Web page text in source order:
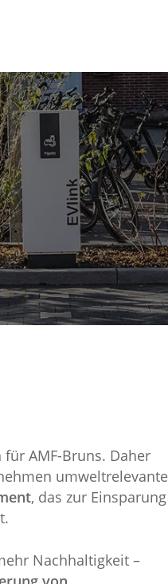
AMF-Bruns. Daher
umweltrelevante
, das zur Einsparung
Nachhaltigkeit –